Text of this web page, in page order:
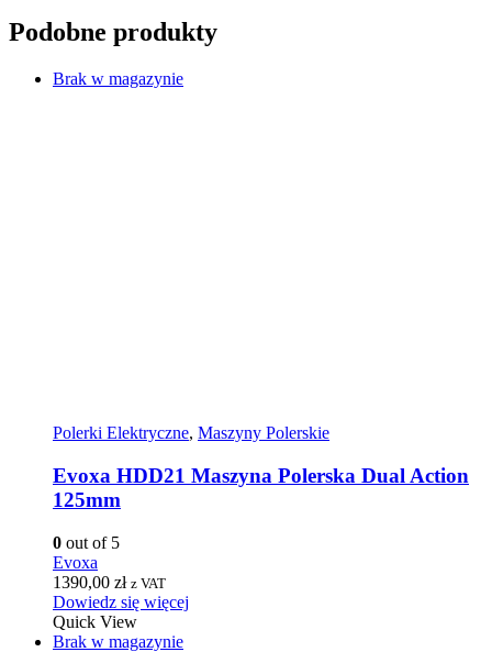
Podobne produkty
Brak w magazynie
Polerki Elektryczne, Maszyny Polerskie
Evoxa HDD21 Maszyna Polerska Dual Action
125mm
0 out of 5
Evoxa
1390,00 zł z VAT
Dowiedz się więcej
Quick View
Brak w magazynie